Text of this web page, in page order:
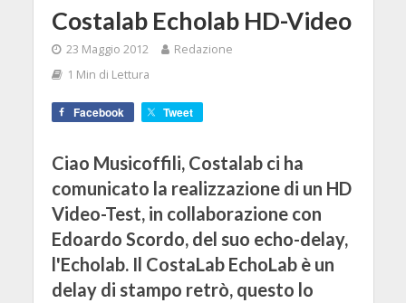
Costalab Echolab HD-Video
23 Maggio 2012
Redazione
1 Min di Lettura
Facebook Tweet
Ciao Musicoffili, Costalab ci ha
comunicato la realizzazione di un HD
Video-Test, in collaborazione con
Edoardo Scordo, del suo echo-delay,
l'Echolab. Il CostaLab EchoLab è un
delay di stampo retrò, questo lo